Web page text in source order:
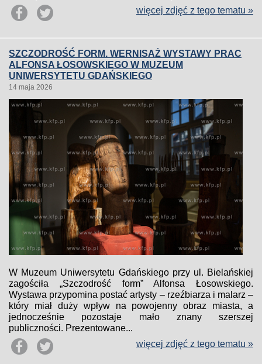
więcej zdjęć z tego tematu »
SZCZODROŚĆ FORM. WERNISAŻ WYSTAWY PRAC
ALFONSA ŁOSOWSKIEGO W MUZEUM
UNIWERSYTETU GDAŃSKIEGO
14 maja 2026
W Muzeum Uniwersytetu Gdańskiego przy ul. Bielańskiej
zagościła „Szczodrość form” Alfonsa Łosowskiego.
Wystawa przypomina postać artysty – rzeźbiarza i malarz –
który miał duży wpływ na powojenny obraz miasta, a
jednocześnie pozostaje mało znany szerszej
publiczności. Prezentowane...
więcej zdjęć z tego tematu »